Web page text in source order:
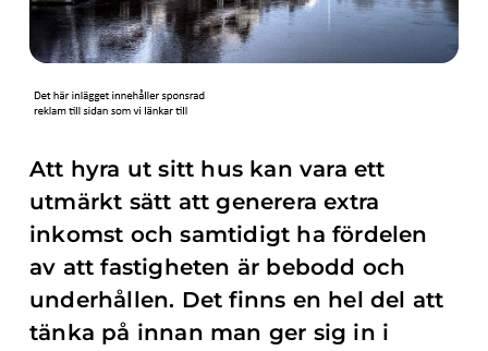
Att hyra ut sitt hus kan vara ett
utmärkt sätt att generera extra
inkomst och samtidigt ha fördelen
av att fastigheten är bebodd och
underhållen. Det finns en hel del att
tänka på innan man ger sig in i